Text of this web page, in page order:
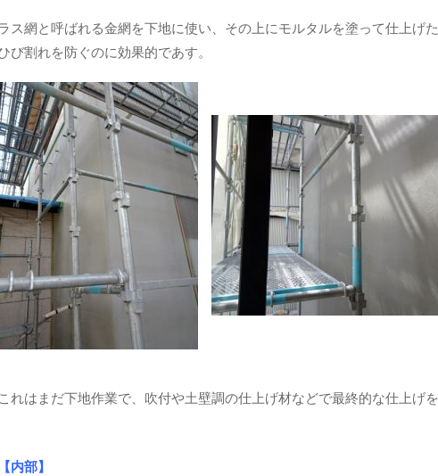
ス網と呼ばれる金網を下地に使い、その上にモルタルを塗って仕上げた
び割れを防ぐのに効果的であす。
これはまだ下地作業で、吹付や土壁調の仕上げ材などで最終的な仕上げを
【内部】